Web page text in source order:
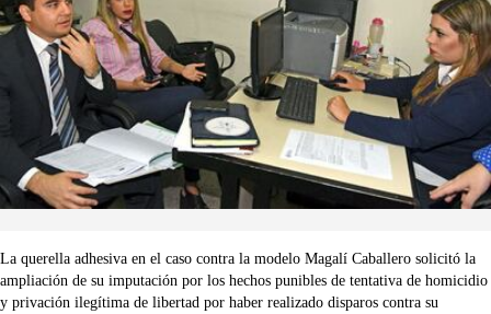
La querella adhesiva en el caso contra la modelo Magalí Caballero solicitó la
ampliación de su imputación por los hechos punibles de tentativa de homicidio
y privación ilegítima de libertad por haber realizado disparos contra su